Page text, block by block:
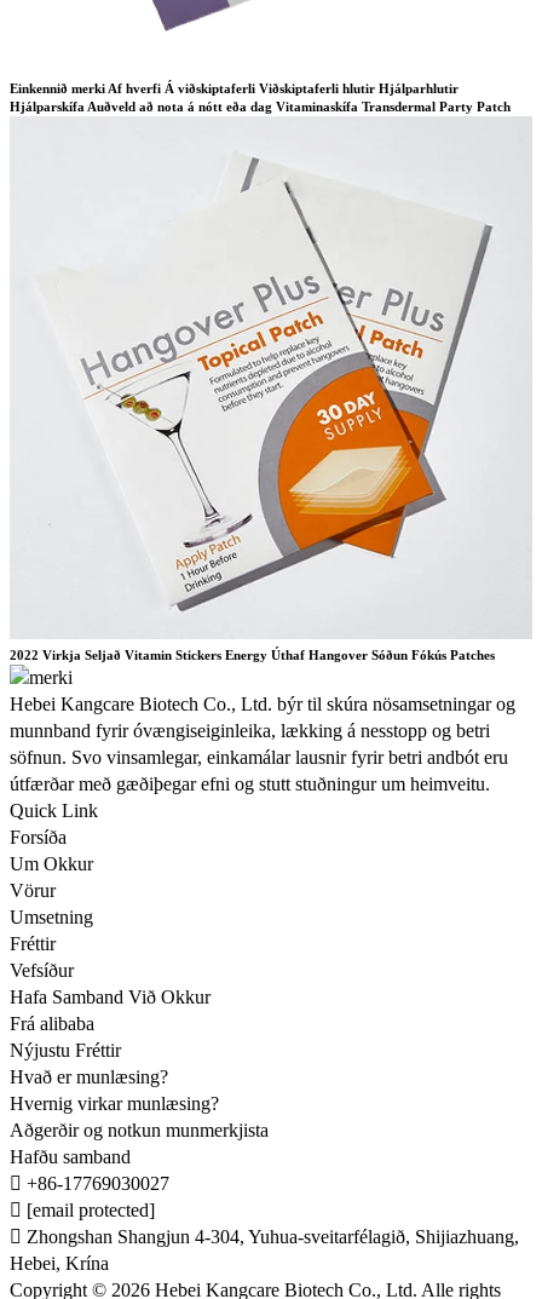
Einkennið merki Af hverfi Á viðskiptaferli Viðskiptaferli hlutir Hjálparhlutir
Hjálparskífa Auðveld að nota á nótt eða dag Vitaminaskífa Transdermal Party Patch
2022 Virkja Seljað Vitamin Stickers Energy Úthaf Hangover Sóðun Fókús Patches
Hebei Kangcare Biotech Co., Ltd. býr til skúra nösamsetningar og
munnband fyrir óvængiseiginleika, lækking á nesstopp og betri
söfnun. Svo vinsamlegar, einkamálar lausnir fyrir betri andbót eru
útfærðar með gæðiþegar efni og stutt stuðningur um heimveitu.
Quick Link
Forsíða
Um Okkur
Vörur
Umsetning
Fréttir
Vefsíður
Hafa Samband Við Okkur
Frá alibaba
Nýjustu Fréttir
Hvað er munlæsing?
Hvernig virkar munlæsing?
Aðgerðir og notkun munmerkjista
Hafðu samband
 +86-17769030027
 [email protected]
 Zhongshan Shangjun 4-304, Yuhua-sveitarfélagið, Shijiazhuang,
Hebei, Krína
Copyright © 2026 Hebei Kangcare Biotech Co., Ltd. Alle rights